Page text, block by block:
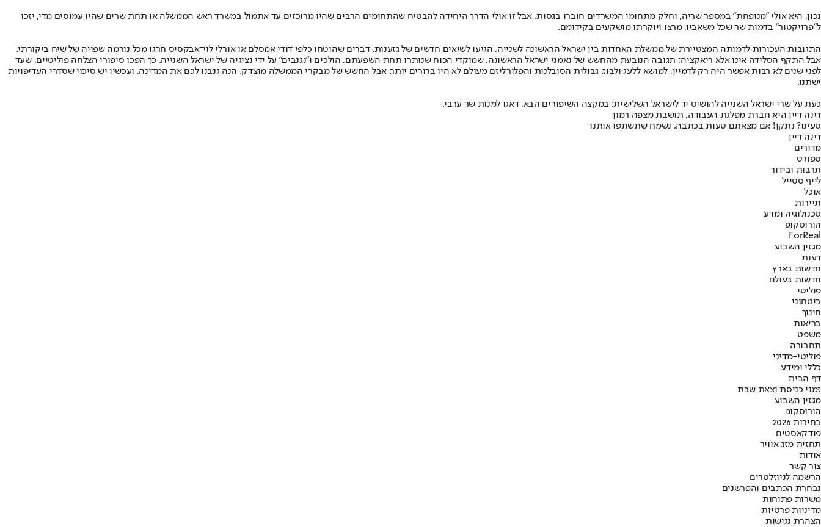
נכון, היא אולי "מנופחת" במספר שריה, וחלק מתחומי המשרדים חוברו בגסות. אבל זו אולי הדרך היחידה להבטיח שהתחומים הרבים שהיו מרוכזים עד אתמול במשרד ראש הממשלה או תחת שרים שהיו עמוסים מדי, יזכו
ל"פרויקטור" בדמות שר שכל משאביו, מרצו ויוקרתו מושקעים בקידומם.
התגובות העכורות לדמותה המצטיירת של ממשלת האחדות בין ישראל הראשונה לשנייה, הגיעו לשיאים חדשים של גזענות. דברים שהוטחו כלפי דודי אמסלם או אורלי לוי־אבקסיס חרגו מכל נורמה שפויה של שיח ביקורתי.
אבל התקף הסלידה אינו אלא ריאקציה; תגובה הנובעת מהחשש של נאמני ישראל הראשונה, שמוקדי הכוח שנותרו תחת השפעתם, הולכים ו"נגנבים" על ידי נציגיה של ישראל השנייה. כך הפכו סיפורי הצלחה פוליטיים, שעד
לפני שנים לא רבות אפשר היה רק לדמיין, למושא ללעג ולבוז. גבולות הסובלנות והפלורליזם מעולם לא היו ברורים יותר. אבל החשש של מבקרי הממשלה מוצדק. הנה גנבנו לכם את המדינה, ועכשיו יש סיכוי שסדרי העדיפויות
ישתנו.
כעת על שרי ישראל השנייה להושיט יד לישראל השלישית: במקצה השיפורים הבא, דאגו למנות שר ערבי.
דינה דיין היא חברת מפלגת העבודה, תושבת מצפה רמון
טעינו? נתקן! אם מצאתם טעות בכתבה, נשמח שתשתפו אותנו
דינה דיין
מדורים
ספורט
תרבות ובידור
לייף סטייל
אוכל
תיירות
טכנולוגיה ומדע
הורוסקופ
ForReal
מגזין השבוע
דעות
חדשות בארץ
חדשות בעולם
פוליטי
ביטחוני
חינוך
בריאות
משפט
תחבורה
פוליטי-מדיני
כללי ומידע
דף הבית
זמני כניסת וצאת שבת
מגזין השבוע
הורוסקופ
בחירות 2026
פודקאסטים
תחזית מזג אוויר
אודות
צור קשר
הרשמה לניוזלטרים
נבחרת הכתבים והפרשנים
משרות פתוחות
מדיניות פרטיות
הצהרת נגישות